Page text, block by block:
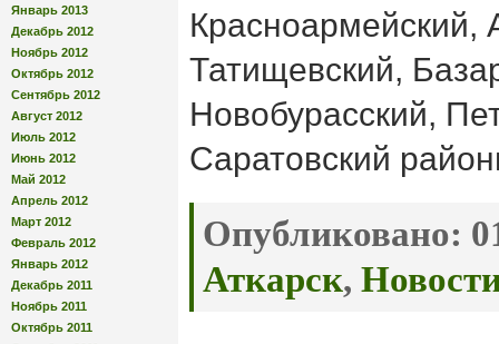
Январь 2013
Декабрь 2012
Ноябрь 2012
Октябрь 2012
Сентябрь 2012
Август 2012
Июль 2012
Июнь 2012
Май 2012
Апрель 2012
Март 2012
Февраль 2012
Январь 2012
Декабрь 2011
Ноябрь 2011
Октябрь 2011
Красноармейский,
Татищевский,
Новобурасский,
Саратовский
Опубликовано:
Аткарск,